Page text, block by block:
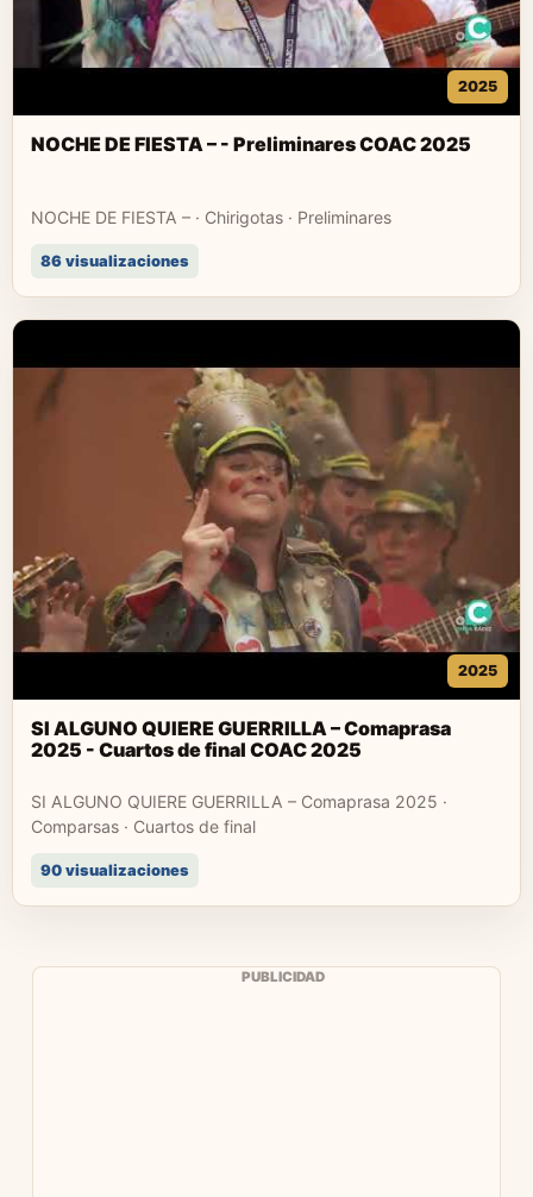
2025
NOCHE DE FIESTA – - Preliminares COAC 2025
NOCHE DE FIESTA – · Chirigotas · Preliminares
86 visualizaciones
2025
SI ALGUNO QUIERE GUERRILLA – Comaprasa
2025 - Cuartos de final COAC 2025
SI ALGUNO QUIERE GUERRILLA – Comaprasa 2025 ·
Comparsas · Cuartos de final
90 visualizaciones
PUBLICIDAD